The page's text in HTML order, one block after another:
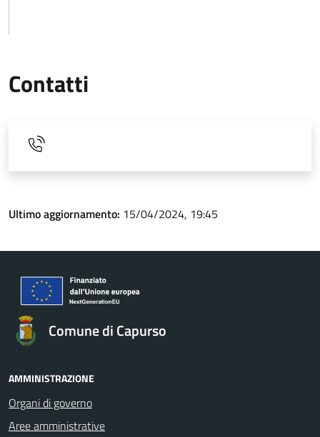
Contatti
Ultimo aggiornamento: 15/04/2024, 19:45
Comune di Capurso
AMMINISTRAZIONE
Organi di governo
Aree amministrative